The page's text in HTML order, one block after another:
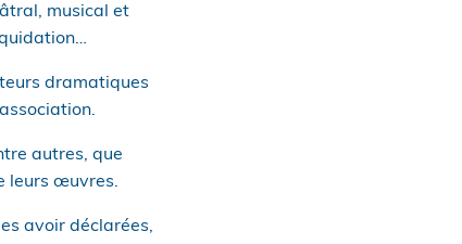
musical et
dramatiques
autres, que
leurs œuvres.
avoir déclarées,